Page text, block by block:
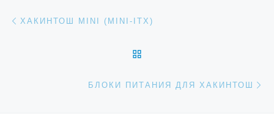
ХАКИНТОШ MINI (MINI-ITX)
БЛОКИ ПИТАНИЯ ДЛЯ ХАКИНТОШ